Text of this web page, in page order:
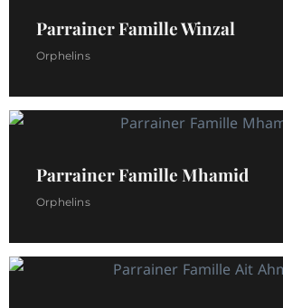
Parrainer Famille Winzal
Orphelins
Parrainer Famille Mhamid
Orphelins